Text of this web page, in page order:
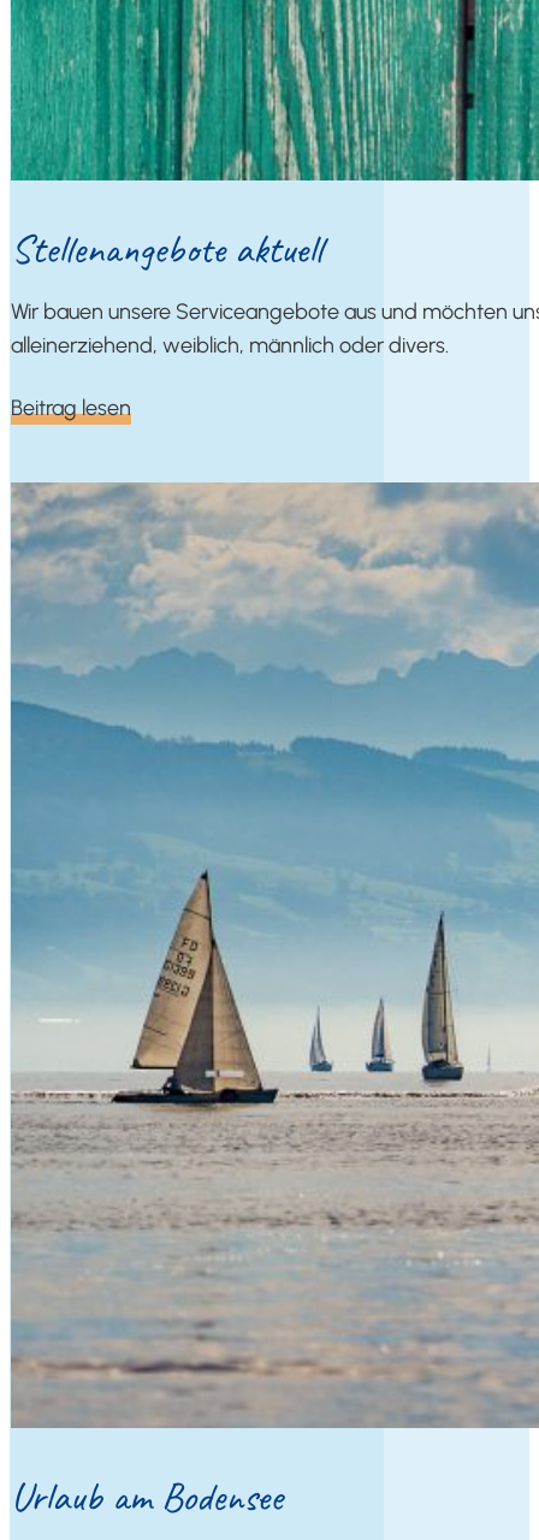
Stel­len­an­ge­bo­te aktuell
Wir bau­en unse­re Ser­vice­an­ge­bo­te aus und möch­ten
allein­er­zie­hend, weib­lich, männ­lich oder divers.
Bei­trag lesen
Urlaub am Bodensee